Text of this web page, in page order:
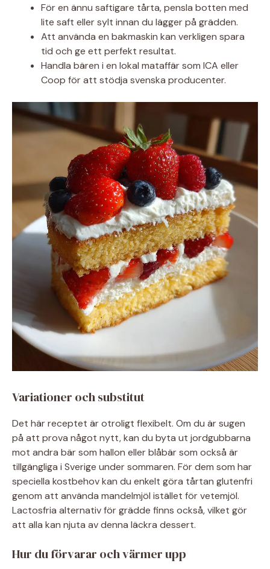
För en ännu saftigare tårta, pensla botten med
lite saft eller sylt innan du lägger på grädden.
Att använda en bakmaskin kan verkligen spara
tid och ge ett perfekt resultat.
Handla bären i en lokal mataffär som ICA eller
Coop för att stödja svenska producenter.
Variationer och substitut
Det här receptet är otroligt flexibelt. Om du är sugen
på att prova något nytt, kan du byta ut jordgubbarna
mot andra bär som hallon eller blåbär som också är
tillgängliga i Sverige under sommaren. För dem som har
speciella kostbehov kan du enkelt göra tårtan glutenfri
genom att använda mandelmjöl istället för vetemjöl.
Lactosfria alternativ för grädde finns också, vilket gör
att alla kan njuta av denna läckra dessert.
Hur du förvarar och värmer upp